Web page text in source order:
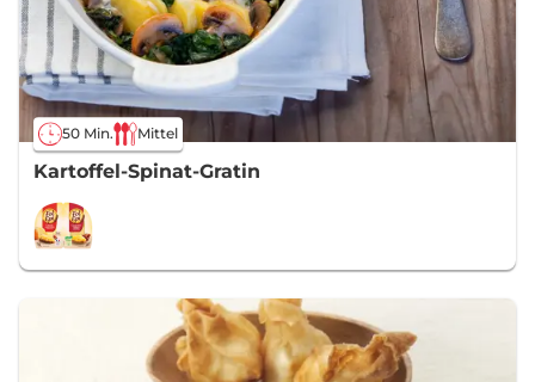
50 Min. Mittel
Kartoffel-Spinat-Gratin